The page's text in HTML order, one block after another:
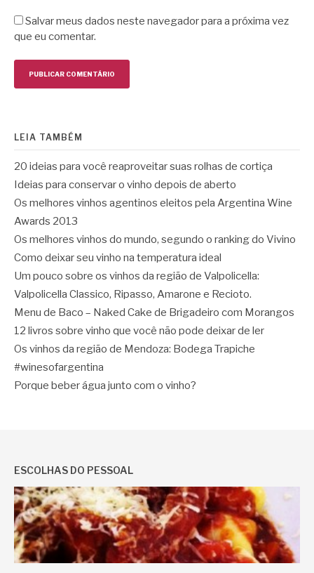
Salvar meus dados neste navegador para a próxima vez
que eu comentar.
LEIA TAMBÉM
20 ideias para você reaproveitar suas rolhas de cortiça
Ideias para conservar o vinho depois de aberto
Os melhores vinhos agentinos eleitos pela Argentina Wine
Awards 2013
Os melhores vinhos do mundo, segundo o ranking do Vivino
Como deixar seu vinho na temperatura ideal
Um pouco sobre os vinhos da região de Valpolicella:
Valpolicella Classico, Ripasso, Amarone e Recioto.
Menu de Baco – Naked Cake de Brigadeiro com Morangos
12 livros sobre vinho que você não pode deixar de ler
Os vinhos da região de Mendoza: Bodega Trapiche
#winesofargentina
Porque beber água junto com o vinho?
ESCOLHAS DO PESSOAL